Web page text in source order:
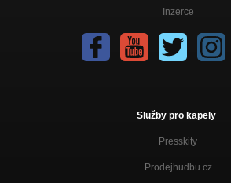
Inzerce
Služby pro kapely
Presskity
Prodejhudbu.cz